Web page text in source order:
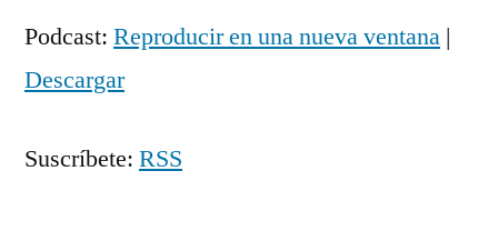
audio
Podcast: Reproducir en una nueva ventana |
Descargar
Suscríbete: RSS